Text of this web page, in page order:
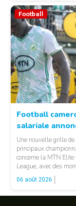
Football
Football
salariale
Une nouvelle grille
principaux
concerne la MTN
League, avec des
fonctions. LA SUITE
relayées par Allez Les
06 août 2026